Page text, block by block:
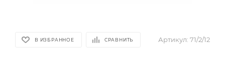
В ИЗБРАННОЕ СРАВНИТЬ Артикул: 71/2/12